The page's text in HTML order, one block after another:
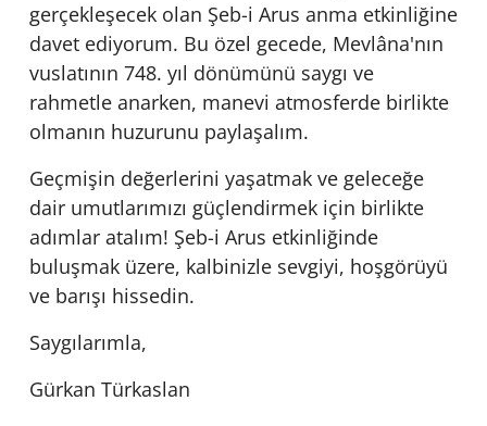
gerçekleşecek olan Şeb-i Arus anma etkinliğine
davet ediyorum. Bu özel gecede, Mevlâna'nın
vuslatının 748. yıl dönümünü saygı ve
rahmetle anarken, manevi atmosferde birlikte
olmanın huzurunu paylaşalım.
Geçmişin değerlerini yaşatmak ve geleceğe
dair umutlarımızı güçlendirmek için birlikte
adımlar atalım! Şeb-i Arus etkinliğinde
buluşmak üzere, kalbinizle sevgiyi, hoşgörüyü
ve barışı hissedin.
Saygılarımla,
Gürkan Türkaslan